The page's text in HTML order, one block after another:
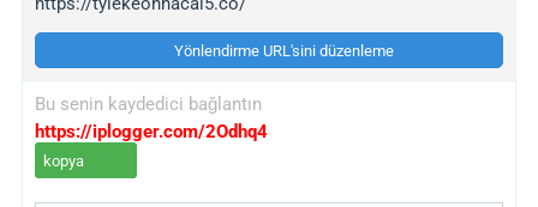
Yönlendirme URL'sini düzenleme
Bu senin kaydedici bağlantın
https://iplogger.com/2Odhq4
kopya